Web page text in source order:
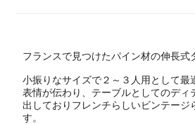
フランスで見つけたパイン材の伸長式
小振りなサイズで２～３人用として最
表情が伝わり、テーブルとしてのディ
出しておりフレンチらしいビンテージ
す。